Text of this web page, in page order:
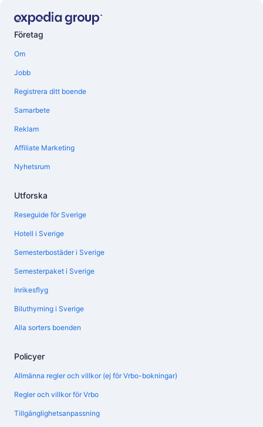
Företag
Om
Jobb
Registrera ditt boende
Samarbete
Reklam
Affiliate Marketing
Nyhetsrum
Utforska
Reseguide för Sverige
Hotell i Sverige
Semesterbostäder i Sverige
Semesterpaket i Sverige
Inrikesflyg
Biluthyrning i Sverige
Alla sorters boenden
Policyer
Allmänna regler och villkor (ej för Vrbo-bokningar)
Regler och villkor för Vrbo
Tillgänglighetsanpassning